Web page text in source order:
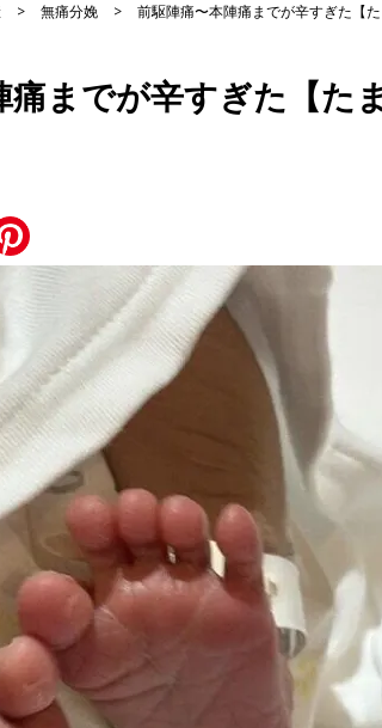
無痛分娩 前駆陣痛〜本陣痛までが辛すぎた【た
痛までが辛すぎた【た